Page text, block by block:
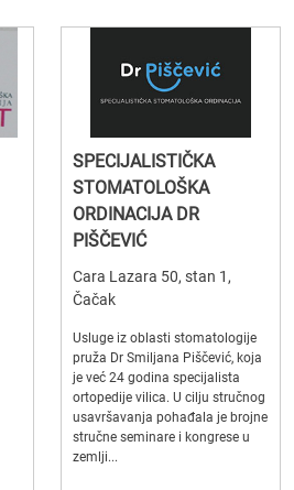
SPECIJALISTIČKA
STOMATOLOŠKA
ORDINACIJA DR
PIŠČEVIĆ
Cara Lazara 50, stan 1,
Čačak
Usluge iz oblasti stomatologije
pruža Dr Smiljana Piščević, koja
je već 24 godina specijalista
ortopedije vilica. U cilju stručnog
usavršavanja pohađala je brojne
stručne seminare i kongrese u
zemlji...